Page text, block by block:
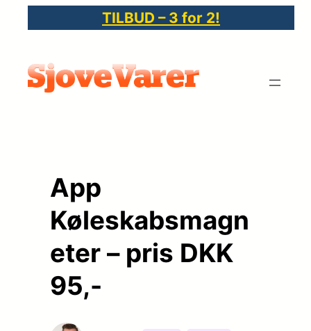
indhold
TILBUD – 3 for 2!
App
Køleskabsmagn
eter – pris DKK
95,-